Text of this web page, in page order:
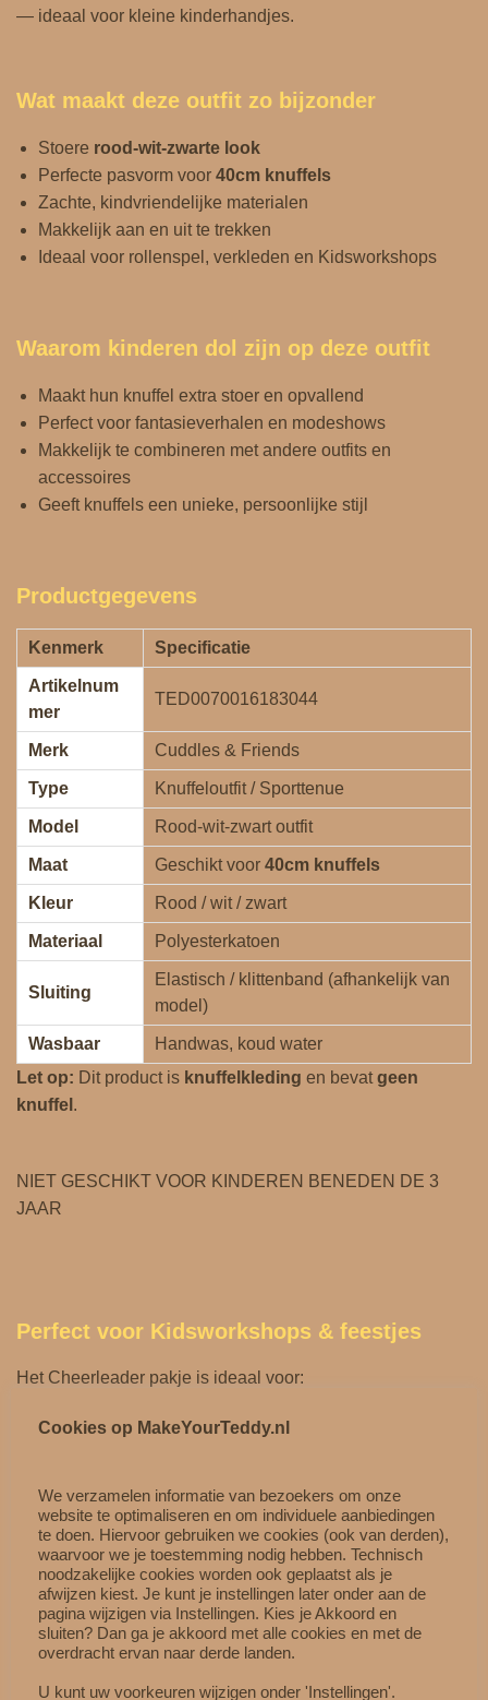
— ideaal voor kleine kinderhandjes.
Wat maakt deze outfit zo bijzonder
Stoere rood‑wit‑zwarte look
Perfecte pasvorm voor 40cm knuffels
Zachte, kindvriendelijke materialen
Makkelijk aan en uit te trekken
Ideaal voor rollenspel, verkleden en Kidsworkshops
Waarom kinderen dol zijn op deze outfit
Maakt hun knuffel extra stoer en opvallend
Perfect voor fantasieverhalen en modeshows
Makkelijk te combineren met andere outfits en
accessoires
Geeft knuffels een unieke, persoonlijke stijl
Productgegevens
Kenmerk Specificatie
Artikelnum
mer
TED0070016183044
Merk Cuddles & Friends
Type Knuffeloutfit / Sporttenue
Model Rood‑wit‑zwart outfit
Maat Geschikt voor 40cm knuffels
Kleur Rood / wit / zwart
Materiaal Polyesterkatoen
Sluiting
Elastisch / klittenband (afhankelijk van
model)
Wasbaar
Handwas, koud water
Let op: Dit product is knuffelkleding en bevatgeen
knuffel .
NIET GESCHIKT VOOR KINDEREN BENEDEN DE 3
JAAR
Perfect voor Kidsworkshops & feestjes
Het Cheerleader pakje is ideaal voor:
Kidsworkshops
Cadeaumomenten
Rollenspel en fantasieverhalen
Kinderen beleven extra plezier wanneer ze hun knuffel
aankleden en laten schitteren in hun eigen sprookje.
Combineer met andere accessoires
Cookies op MakeYourTeddy.nl
We verzamelen informatie van bezoekers om onze
website te optimaliseren en om individuele aanbiedingen
te doen. Hiervoor gebruiken we cookies (ook van derden),
waarvoor we je toestemming nodig hebben. Technisch
noodzakelijke cookies worden ook geplaatst als je
afwijzen kiest. Je kunt je instellingen later onder aan de
pagina wijzigen via Instellingen. Kies je Akkoord en
sluiten? Dan ga je akkoord met alle cookies en met de
overdracht ervan naar derde landen.
U kunt uw voorkeuren wijzigen onder 'Instellingen'.